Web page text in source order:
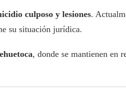
culposo y lesiones.
su situación jurídica.
, donde se mantienen en